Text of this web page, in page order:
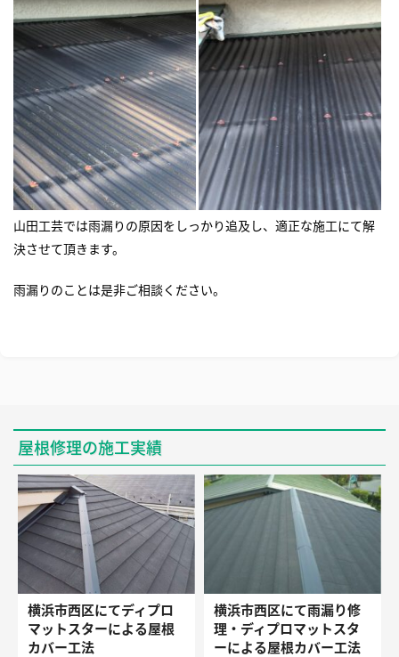
山田工芸では雨漏りの原因をしっかり追及し、適正な施工にて解
決させて頂きます。
雨漏りのことは是非ご相談ください。
屋根修理の施工実績
横浜市西区にてディプロ
マットスターによる屋根
カバー工法
横浜市西区にて雨漏り修
理・ディプロマットスタ
ーによる屋根カバー工法